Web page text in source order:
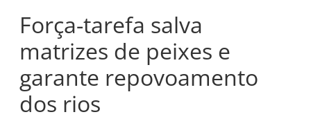
Força-tarefa salva
matrizes de peixes e
garante repovoamento
dos rios